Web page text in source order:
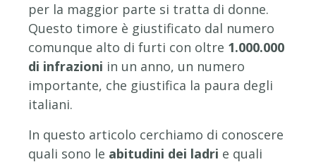
per la maggior parte si tratta di donne.
Questo timore è giustificato dal numero
comunque alto di furti con oltre 1.000.000
di infrazioni in un anno, un numero
importante, che giustifica la paura degli
italiani.
In questo articolo cerchiamo di conoscere
quali sono le abitudini dei ladri e quali